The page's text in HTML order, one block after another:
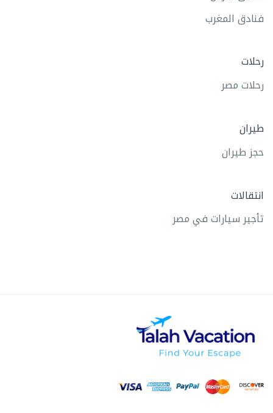
فنادق المغرب
رحلات
رحلات مصر
طيران
حجز طيران
انتقالات
تأجير سيارات في مصر